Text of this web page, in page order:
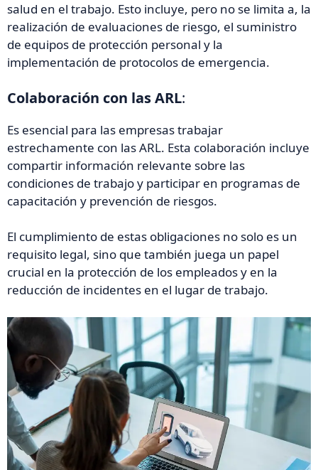
salud en el trabajo. Esto incluye, pero no se limita a, la
realización de evaluaciones de riesgo, el suministro
de equipos de protección personal y la
implementación de protocolos de emergencia.
Colaboración con las ARL:
Es esencial para las empresas trabajar
estrechamente con las ARL. Esta colaboración incluye
compartir información relevante sobre las
condiciones de trabajo y participar en programas de
capacitación y prevención de riesgos.
El cumplimiento de estas obligaciones no solo es un
requisito legal, sino que también juega un papel
crucial en la protección de los empleados y en la
reducción de incidentes en el lugar de trabajo.